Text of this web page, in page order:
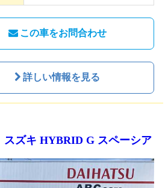
この車をお問合わせ
詳しい情報を見る
スズキ HYBRID G スペーシア